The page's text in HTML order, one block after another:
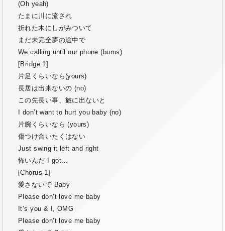
(Oh yeah)
たまに川に流され
折れた木にしがみついて
まだ未完全夢の途中で
We calling until our phone (burns)
[Bridge 1]
片足くらいなら(yours)
長居は出来ないの (no)
この先長い事、旅に出ないと
I don’t want to hurt you baby (no)
片腕くらいなら (yours)
傷つけ合いたくはない
Just swing it left and right
怖いんだ I got…
[Chorus 1]
愛さないで Baby
Please don’t love me baby
It’s you & I, OMG
Please don’t love me baby